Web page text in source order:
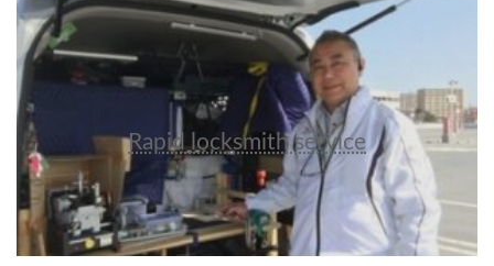
Rapid locksmith service